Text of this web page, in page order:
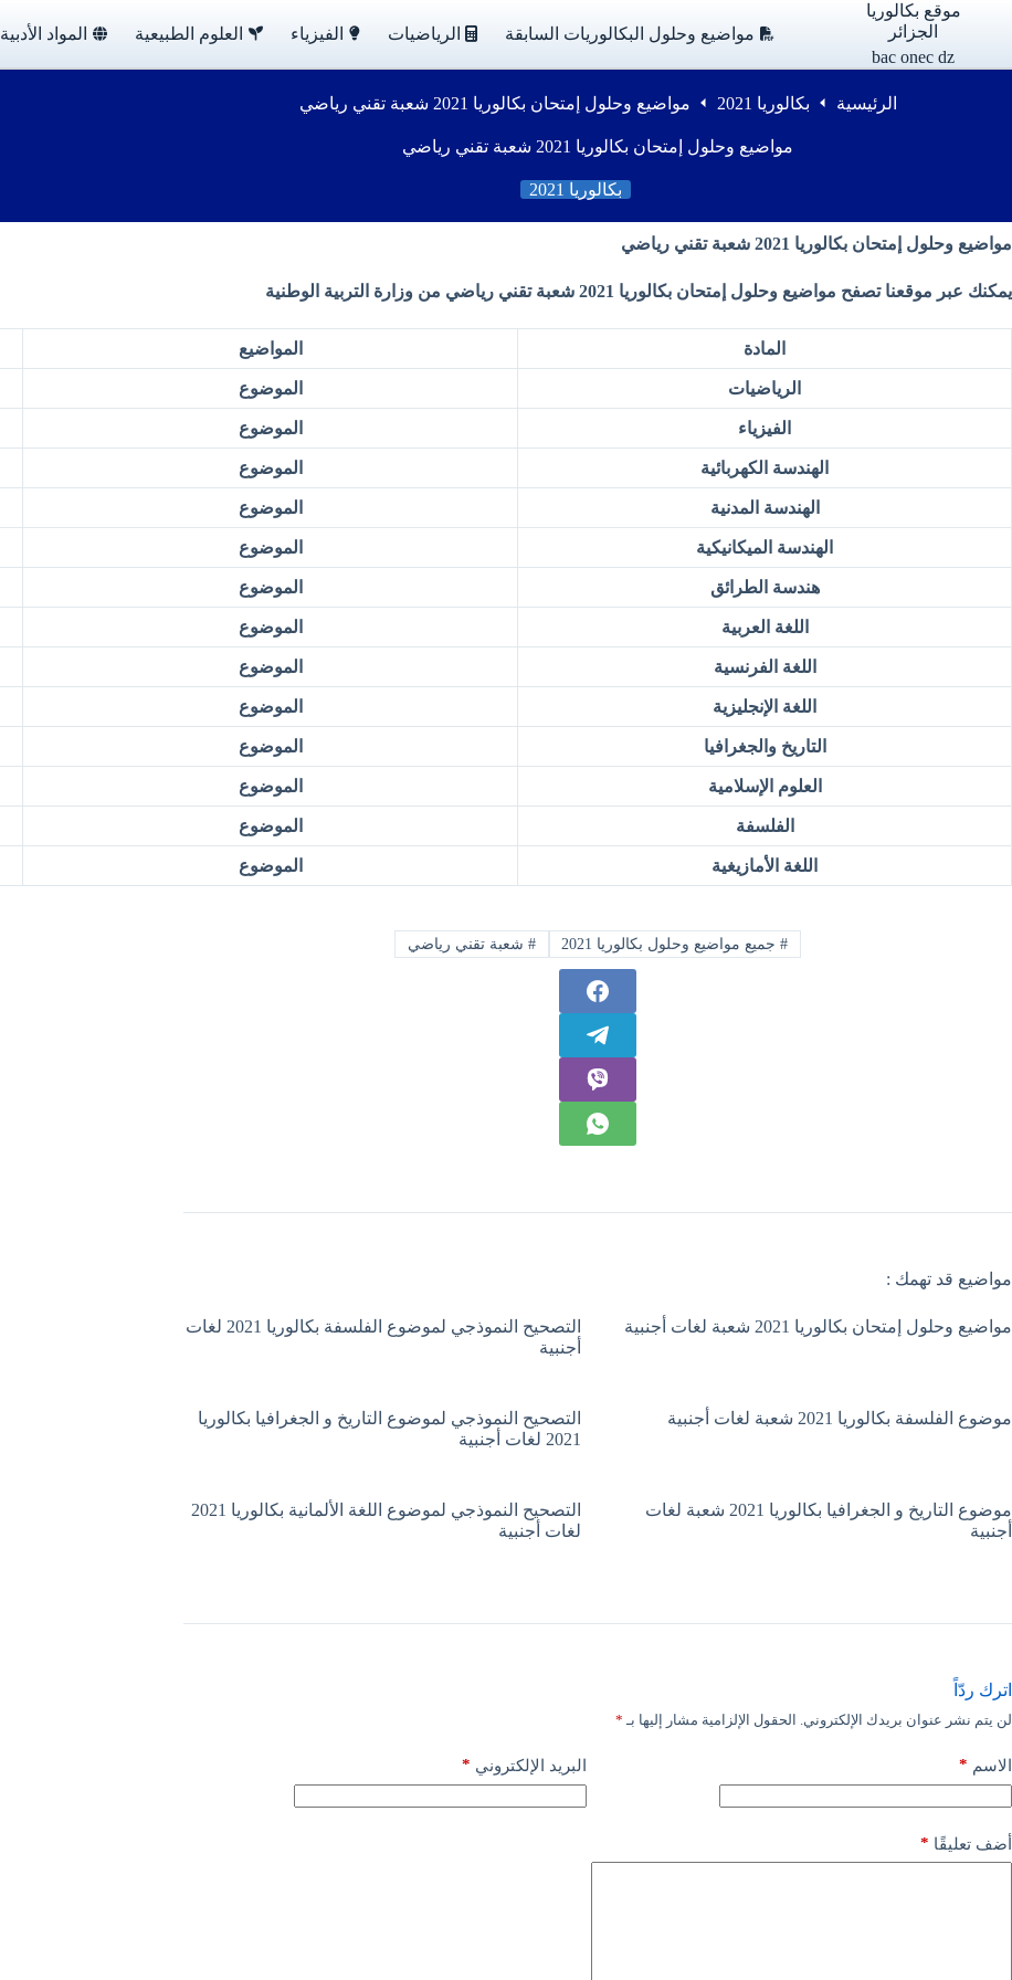
موقع بكالوريا
الجزائر
bac onec dz
مواضيع وحلول البكالوريات السابقة الرياضيات الفيزياء العلوم الطبيعية المواد الأدبية
الرئيسية بكالوريا 2021 مواضيع وحلول إمتحان بكالوريا 2021 شعبة تقني رياضي
مواضيع وحلول إمتحان بكالوريا 2021 شعبة تقني رياضي
بكالوريا 2021
مواضيع وحلول إمتحان بكالوريا 2021 شعبة تقني رياضي
يمكنك عبر موقعنا تصفح مواضيع وحلول إمتحان بكالوريا 2021 شعبة تقني رياضي من وزارة التربية الوطنية
المادة المواضيع
الرياضيات الموضوع
الفيزياء الموضوع
الهندسة الكهربائية الموضوع
الهندسة المدنية الموضوع
الهندسة الميكانيكية الموضوع
هندسة الطرائق الموضوع
اللغة العربية الموضوع
اللغة الفرنسية الموضوع
اللغة الإنجليزية الموضوع
التاريخ والجغرافيا الموضوع
العلوم الإسلامية الموضوع
الفلسفة الموضوع
اللغة الأمازيغية الموضوع
#جميع مواضيع وحلول بكالوريا 2021 # شعبة تقني رياضي
مواضيع قد تهمك :
مواضيع وحلول إمتحان بكالوريا 2021 شعبة لغات أجنبية
التصحيح النموذجي لموضوع الفلسفة بكالوريا 2021 لغات
أجنبية
موضوع الفلسفة بكالوريا 2021 شعبة لغات أجنبية
التصحيح النموذجي لموضوع التاريخ و الجغرافيا بكالوريا
2021 لغات أجنبية
موضوع التاريخ و الجغرافيا بكالوريا 2021 شعبة لغات
أجنبية
التصحيح النموذجي لموضوع اللغة الألمانية بكالوريا 2021
لغات أجنبية
اترك ردّاً
لن يتم نشر عنوان بريدك الإلكتروني. الحقول الإلزامية مشار إليها بـ *
الاسم * البريد الإلكتروني *
أضف تعليقًا *